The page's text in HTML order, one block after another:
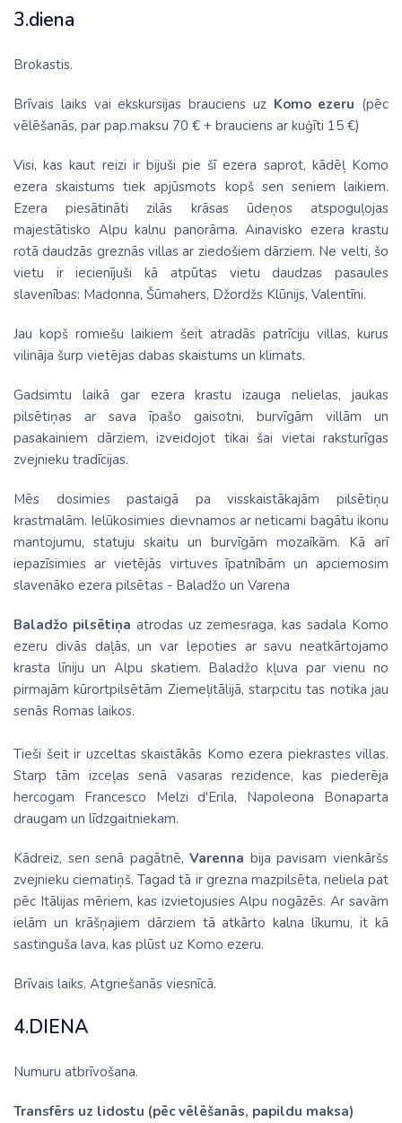
3.diena
Brokastis.
Brīvais laiks vai ekskursijas brauciens uz Komo ezeru (pēc
vēlēšanās, par pap.maksu 70 € + brauciens ar kuģīti 15 €)
Visi, kas kaut reizi ir bijuši pie šī ezera saprot, kādēļ Komo
ezera skaistums tiek apjūsmots kopš sen seniem laikiem.
Ezera piesātināti zilās krāsas ūdeņos atspoguļojas
majestātisko Alpu kalnu panorāma. Ainavisko ezera krastu
rotā daudzās greznās villas ar ziedošiem dārziem. Ne velti, šo
vietu ir iecienījuši kā atpūtas vietu daudzas pasaules
slavenības: Madonna, Šūmahers, Džordžs Klūnijs, Valentīni.
Jau kopš romiešu laikiem šeit atradās patrīciju villas, kurus
vilināja šurp vietējas dabas skaistums un klimats.
Gadsimtu laikā gar ezera krastu izauga nelielas, jaukas
pilsētiņas ar sava īpašo gaisotni, burvīgām villām un
pasakainiem dārziem, izveidojot tikai šai vietai raksturīgas
zvejnieku tradīcijas.
Mēs dosimies pastaigā pa visskaistākajām pilsētiņu
krastmalām. Ielūkosimies dievnamos ar neticami bagātu ikonu
mantojumu, statuju skaitu un burvīgām mozaīkām. Kā arī
iepazīsimies ar vietējās virtuves īpatnībām un apciemosim
slavenāko ezera pilsētas - Baladžo un Varena
Baladžo pilsētiņa atrodas uz zemesraga, kas sadala Komo
ezeru divās daļās, un var lepoties ar savu neatkārtojamo
krasta līniju un Alpu skatiem. Baladžo kļuva par vienu no
pirmajām kūrortpilsētām Ziemeļitālijā, starpcitu tas notika jau
senās Romas laikos.
Tieši šeit ir uzceltas skaistākās Komo ezera piekrastes villas.
Starp tām izceļas senā vasaras rezidence, kas piederēja
hercogam Francesco Melzi d'Erila, Napoleona Bonaparta
draugam un līdzgaitniekam.
Kādreiz, sen senā pagātnē,Varenna bija pavisam vienkāršs
zvejnieku ciematiņš. Tagad tā ir grezna mazpilsēta, neliela pat
pēc Itālijas mēriem, kas izvietojusies Alpu nogāzēs. Ar savām
ielām un krāšņajiem dārziem tā atkārto kalna līkumu, it kā
sastinguša lava, kas plūst uz Komo ezeru.
Brīvais laiks. Atgriešanās viesnīcā.
4.DIENA
Numuru atbrīvošana.
Transfērs uz lidostu (pēc vēlēšanās, papildu maksa)